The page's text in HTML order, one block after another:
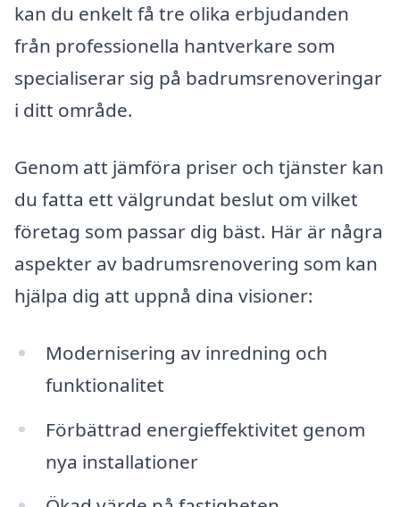
kan du enkelt få tre olika erbjudanden
från professionella hantverkare som
specialiserar sig på badrumsrenoveringar
i ditt område.
Genom att jämföra priser och tjänster kan
du fatta ett välgrundat beslut om vilket
företag som passar dig bäst. Här är några
aspekter av badrumsrenovering som kan
hjälpa dig att uppnå dina visioner:
Modernisering av inredning och
funktionalitet
Förbättrad energieffektivitet genom
nya installationer